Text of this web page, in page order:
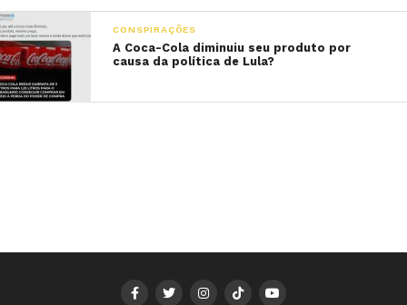
CONSPIRAÇÕES
A Coca-Cola diminuiu seu produto por
causa da política de Lula?